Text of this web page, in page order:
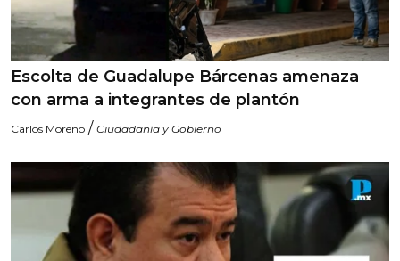
Escolta de Guadalupe Bárcenas amenaza
con arma a integrantes de plantón
Carlos Moreno / Ciudadanía y Gobierno